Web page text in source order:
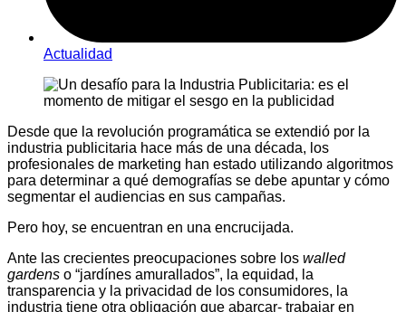
Actualidad
Desde que la revolución programática se extendió por la
industria publicitaria hace más de una década, los
profesionales de marketing han estado utilizando algoritmos
para determinar a qué demografías se debe apuntar y cómo
segmentar el audiencias en sus campañas.
Pero hoy, se encuentran en una encrucijada.
Ante las crecientes preocupaciones sobre los walled
gardens o “jardínes amurallados”, la equidad, la
transparencia y la privacidad de los consumidores, la
industria tiene otra obligación que abarcar- trabajar en